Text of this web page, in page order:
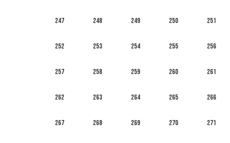
247 248 249 250 251
252 253 254 255 256
257 258 259 260 261
262 263 264 265 266
267 268 269 270 271